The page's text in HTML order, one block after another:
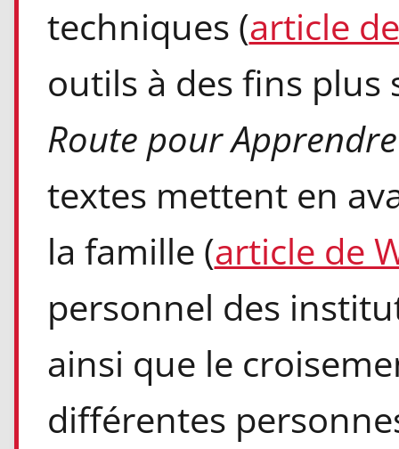
techniques (article
outils à des fins
Route pour
textes mettent en
la famille (article de
personnel des
ainsi que le
différentes